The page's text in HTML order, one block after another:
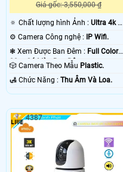
Giá gốc: 3,550,000 ₫
🔅 Chất lượng hình Ảnh : Ultra 4k 👍🏾
.
⚙ Camera Công nghệ :
IP Wifi.
❃ Xem Được Ban Đêm : Full Color
20m Có Màu Ban Ðêm.
🎲 Camera Theo Mẫu Plastic.
️🛃 Chức Năng : Thu Âm Và Loa.
4387